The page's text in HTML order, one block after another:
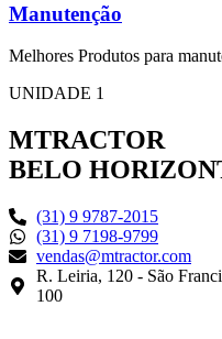
Manutenção
Melhores Produtos para
UNIDADE 1
MTRACTOR
BELO
(31) 9 9787-2015
(31) 9 7198-9799
vendas@mtractor.com
R. Leiria, 120 - São
100